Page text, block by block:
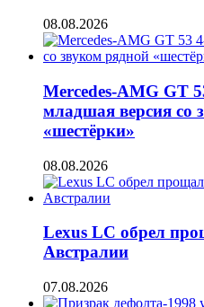
08.08.2026
Mercedes-AMG GT
младшая версия со
«шестёрки»
08.08.2026
Lexus LC обрел
Австралии
07.08.2026